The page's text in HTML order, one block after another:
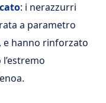
: i nerazzurri
a parametro
, e hanno rinforzato